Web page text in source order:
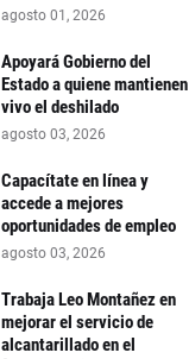
agosto 01, 2026
Apoyará Gobierno del
Estado a quiene mantienen
vivo el deshilado
agosto 03, 2026
Capacítate en línea y
accede a mejores
oportunidades de empleo
agosto 03, 2026
Trabaja Leo Montañez en
mejorar el servicio de
alcantarillado en el